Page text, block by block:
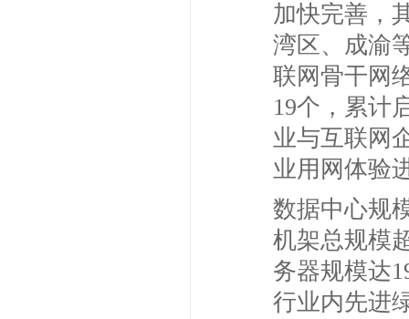
加快完善，
湾区、成渝
联网骨干网
19个，累计
业与互联网
业用网体验
数据中心规
机架总规模
务器规模达
行业内先进